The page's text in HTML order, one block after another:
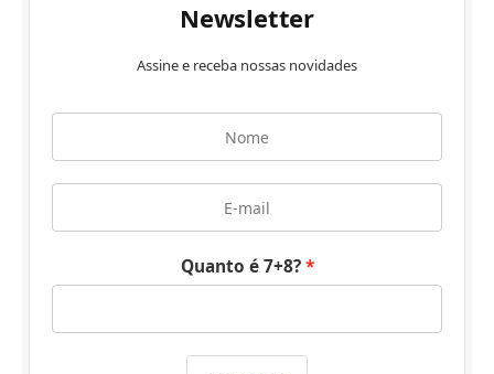
Newsletter
Assine e receba nossas novidades
Quanto é 7+8?